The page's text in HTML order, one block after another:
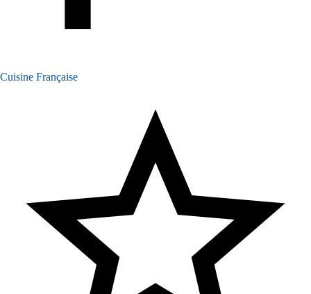
Cuisine Française